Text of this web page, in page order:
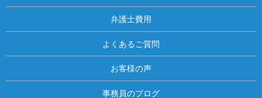
弁護士費用
よくあるご質問
お客様の声
事務員のブログ